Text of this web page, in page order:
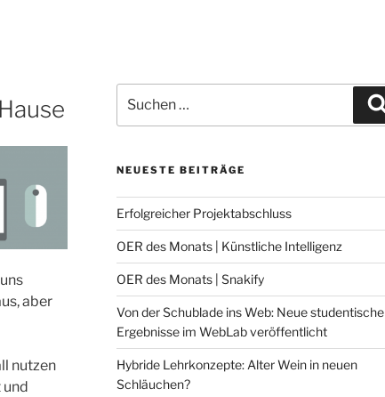
aber
nutzen
nach:
NEUESTE BEITRÄGE
Erfolgreicher Projektabschluss
OER des Monats | Künstliche Intelligenz
OER des Monats | Snakify
Von der Schublade ins Web: Neue studentische
Ergebnisse im WebLab veröffentlicht
Hybride Lehrkonzepte: Alter Wein in neuen
Schläuchen?